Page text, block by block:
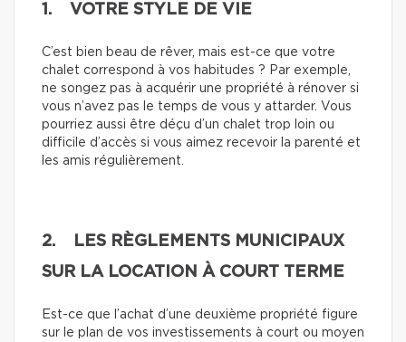
1. VOTRE STYLE DE VIE
C’est bien beau de rêver, mais est-ce que votre
chalet correspond à vos habitudes ? Par exemple,
ne songez pas à acquérir une propriété à rénover si
vous n’avez pas le temps de vous y attarder. Vous
pourriez aussi être déçu d’un chalet trop loin ou
difficile d’accès si vous aimez recevoir la parenté et
les amis régulièrement.
2. LES RÈGLEMENTS MUNICIPAUX
SUR LA LOCATION À COURT TERME
Est-ce que l’achat d’une deuxième propriété figure
sur le plan de vos investissements à court ou moyen